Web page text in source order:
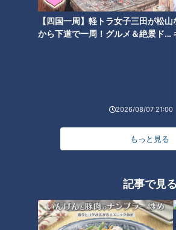
【四国一周】軽トラ女子三田が松山
から下道で一周！グルメ＆絶景ドラ
2026/08/07 21:00
もっと見る
記事で見る
さらに寒くなるこれからの時期にイチ
住所：愛知県稲沢市長野1-9-20
電話：0587-24-4343